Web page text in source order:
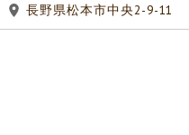
長野県松本市中央2-9-11